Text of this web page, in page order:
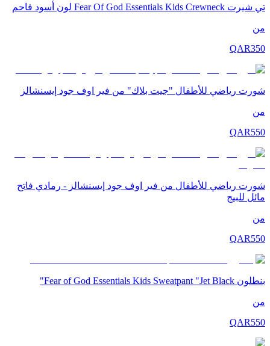
تي شيرت Fear Of God Essentials Kids Crewneck لون أسود فاحم
من
QAR350
شورت رياضي للأطفال "جيت بلاك" من فير اوف جود إيسنشالز
من
QAR550
شورت رياضي للأطفال من فير اوف جود إيسنشالز - رمادي فاتح
مائل للبيج
من
QAR550
بنطلون Fear of God Essentials Kids Sweatpant "Jet Black"
من
QAR550